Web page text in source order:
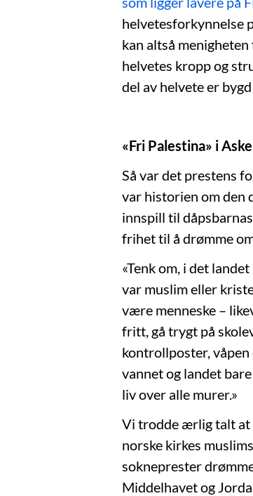
helvetesforkynnelse
kan altså
helvetes kropp og
del av helvete er
«Fri Palestina» i
Så var det prestens
var historien om den
innspill til
frihet til å drømme
«Tenk om, i det
var muslim eller
være menneske –
fritt, gå trygt på
kontrollposter, våpen
vannet og landet
liv over alle murer.»
Vi trodde ærlig talt at
norske kirkes
sokneprester
Middelhavet og